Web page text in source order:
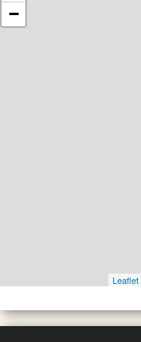
−
Leaflet